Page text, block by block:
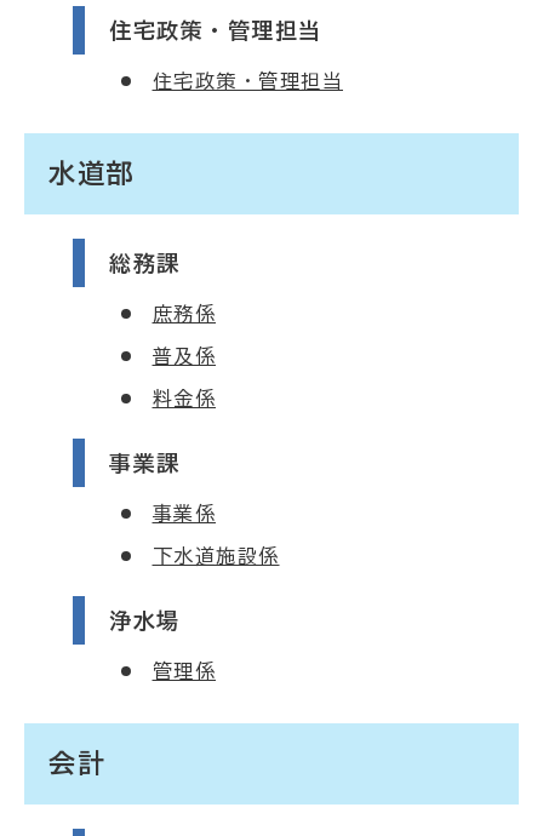
住宅政策・管理担当
住宅政策・管理担当
水道部
総務課
庶務係
普及係
料金係
事業課
事業係
下水道施設係
浄水場
管理係
会計